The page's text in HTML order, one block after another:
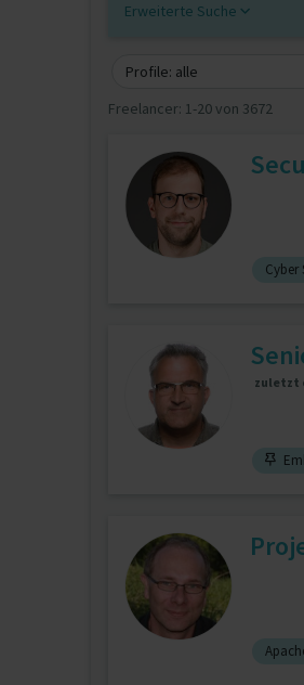
Erweiterte Suche
Profile: alle
Freelancer: 1-20 von 3672
Cyber
zuletzt